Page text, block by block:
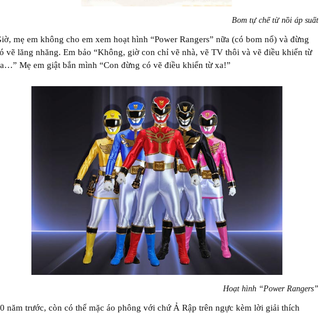
Bom tự chế từ nồi áp suất
mẹ em không cho em xem hoạt hình “Power Rangers” nữa (có bom nổ) và đừng
vẽ lăng nhăng. Em bảo “Không, giờ con chỉ vẽ nhà, vẽ TV thôi và vẽ điều khiển từ
Mẹ em giật bắn mình “Con đừng có vẽ điều khiển từ xa!”
Hoạt hình “Power Rangers”
năm trước, còn có thể mặc áo phông với chứ Ả Rập trên ngực kèm lời giải thích